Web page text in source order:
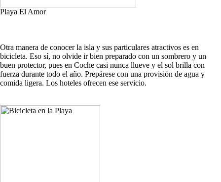
Playa El Amor
Otra manera de conocer la isla y sus particulares atractivos es en
bicicleta. Eso sí, no olvide ir bien preparado con un sombrero y un
buen protector, pues en Coche casi nunca llueve y el sol brilla con
fuerza durante todo el año. Prepárese con una provisión de agua y
comida ligera. Los hoteles ofrecen ese servicio.